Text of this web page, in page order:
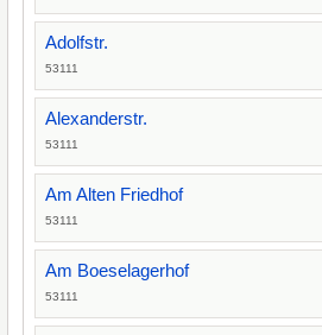
Adolfstr.
53111
Alexanderstr.
53111
Am Alten Friedhof
53111
Am Boeselagerhof
53111